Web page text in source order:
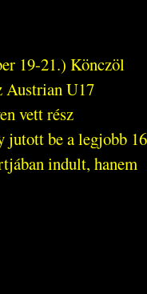
19-21.) Könczöl
Austrian U17
vett rész
jutott be a legjobb 16
indult, hanem